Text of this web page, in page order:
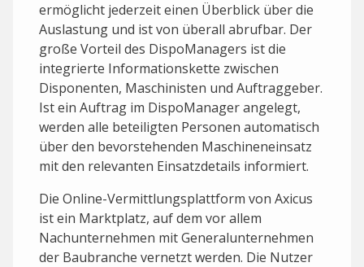
ermöglicht jederzeit einen Überblick über die
Auslastung und ist von überall abrufbar. Der
große Vorteil des DispoManagers ist die
integrierte Informationskette zwischen
Disponenten, Maschinisten und Auftraggeber.
Ist ein Auftrag im DispoManager angelegt,
werden alle beteiligten Personen automatisch
über den bevorstehenden Maschineneinsatz
mit den relevanten Einsatzdetails informiert.
Die Online-Vermittlungsplattform von Axicus
ist ein Marktplatz, auf dem vor allem
Nachunternehmen mit Generalunternehmen
der Baubranche vernetzt werden. Die Nutzer